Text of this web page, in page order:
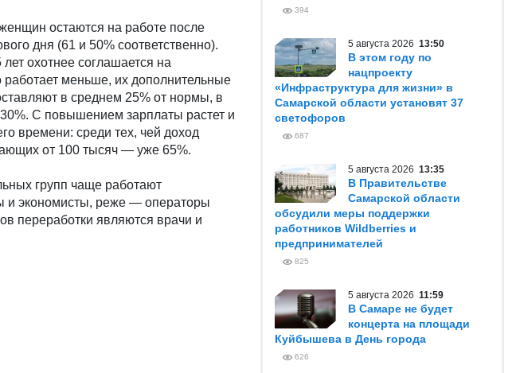
остаются на работе после
дня (61 и 50% соответственно).
охотнее соглашается на
работает меньше, их дополнительные
в среднем 25% от нормы, в
30%. С повышением зарплаты растет и
времени: среди тех, чей доход
от 100 тысяч — уже 65%.
групп чаще работают
и экономисты, реже — операторы
переработки являются врачи и
394
5 августа 2026 13:50
В этом году по
нацпроекту
«Инфраструктура для жизни» в
Самарской области установят 37
светофоров
687
5 августа 2026 13:35
В Правительстве
Самарской области
обсудили меры поддержки
работников Wildberries и
предпринимателей
825
5 августа 2026 11:59
В Самаре не будет
концерта на площади
Куйбышева в День города
626